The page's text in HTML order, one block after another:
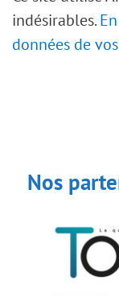
indésirables.
données de
Nos